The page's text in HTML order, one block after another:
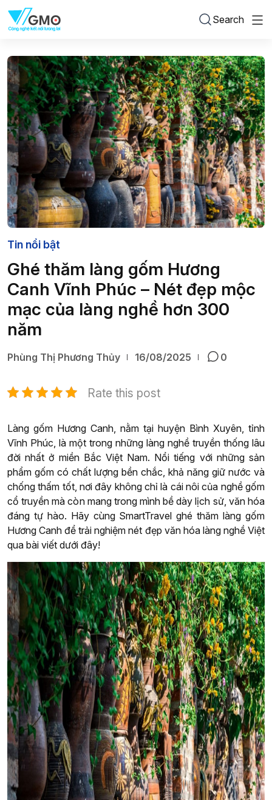
Search
Tin nổi bật
Ghé thăm làng gốm Hương
Canh Vĩnh Phúc – Nét đẹp mộc
mạc của làng nghề hơn 300
năm
Phùng Thị Phương Thủy 16/08/2025 0
Rate this post
Làng gốm Hương Canh, nằm tại huyện Bình Xuyên, tỉnh
Vĩnh Phúc, là một trong những làng nghề truyền thống lâu
đời nhất ở miền Bắc Việt Nam. Nổi tiếng với những sản
phẩm gốm có chất lượng bền chắc, khả năng giữ nước và
chống thấm tốt, nơi đây không chỉ là cái nôi của nghề gốm
cổ truyền mà còn mang trong mình bề dày lịch sử, văn hóa
đáng tự hào. Hãy cùng SmartTravel ghé thăm làng gốm
Hương Canh để trải nghiệm nét đẹp văn hóa làng nghề Việt
qua bài viết dưới đây!